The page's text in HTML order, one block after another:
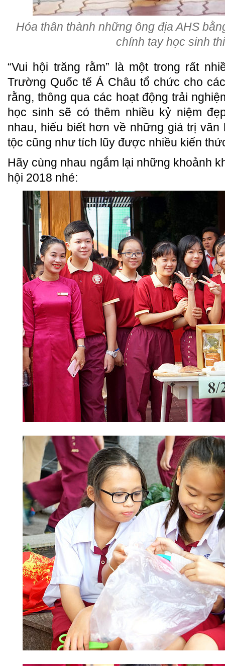
Hóa thân thành những ông địa AHS
chính tay học sinh
“Vui hội trăng rằm” là một trong rất
Trường Quốc tế Á Châu tổ chức cho
rằng, thông qua các hoạt động trải
học sinh sẽ có thêm nhiều kỷ niệm
nhau, hiểu biết hơn về những giá trị văn
tộc cũng như tích lũy được nhiều kiến
Hãy cùng nhau ngắm lại những khoảnh
hội 2018 nhé: